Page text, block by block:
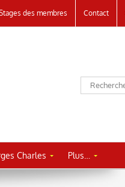
des membres Contact
Charles Plus…